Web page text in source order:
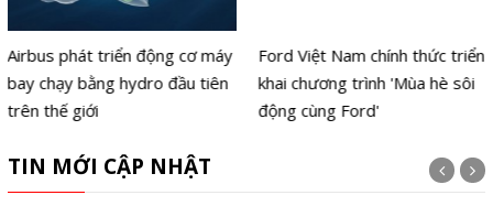
Airbus phát triển động cơ máy
bay chạy bằng hydro đầu tiên
trên thế giới
Ford Việt Nam chính thức triển
khai chương trình 'Mùa hè sôi
động cùng Ford'
TIN MỚI CẬP NHẬT